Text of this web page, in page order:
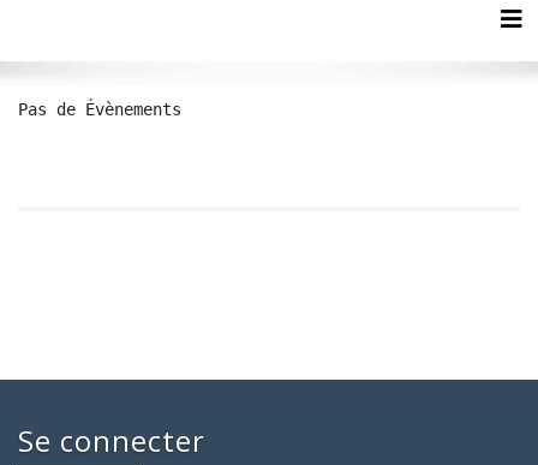
Pas de Évènements
Se connecter